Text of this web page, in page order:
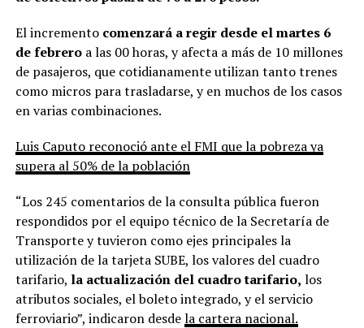
El incremento comenzará a regir desde el martes 6
de febreroa las 00 horas, y afecta a más de 10 millones
de pasajeros, que cotidianamente utilizan tanto trenes
como micros para trasladarse, y en muchos de los casos
en varias combinaciones.
Luis Caputo reconoció ante el FMI que la pobreza ya
supera al 50% de la población
“Los 245 comentarios de la consulta pública fueron
respondidos por el equipo técnico de la Secretaría de
Transporte y tuvieron como ejes principales la
utilización de la tarjeta SUBE, los valores del cuadro
tarifario, la actualización del cuadro tarifario, los
atributos sociales, el boleto integrado, y el servicio
ferroviario”, indicaron desdela cartera nacional.